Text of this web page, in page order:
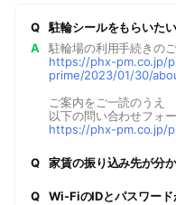
Q
駐輪シールをもらいたい
A
駐輪場の利用手続きの
https://phx-pm.co.jp/
prime/2023/01/30/
ご案内をご一読のうえ
以下の問い合わせフォ
https://phx-pm.co.jp/
Q 家賃の振り込み先が分
Q Wi-FiのIDとパスワード